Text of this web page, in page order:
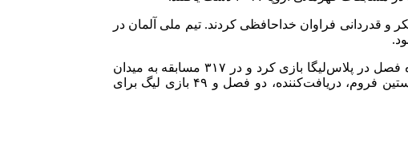
میان تشکر و قدردانی فراوان خداحافظی کردند. تیم ملی آلمان در
هر دو بازیکن از زمان حضورشان در پلاس‌لیگا برای هواداران لهستانی شناخته شده هستند. لوکاس کامپا، پاسور، در مجموع یازده فصل در پلاس‌لیگا بازی کرد و در ۳۱۷ مسابقه به میدان
رفت. او برای سراد چارنی رادوم (۲۰۱۶-۲۰۱۴)، یاستربسکی وگیل (۲۰۲۱-۲۰۱۶) و ترفل گدانسک (۲۰۲۵-۲۰۲۱) بازی کرد. کریستین فروم، دریافت‌کننده، دو فصل و ۴۹ بازی لیگ برای